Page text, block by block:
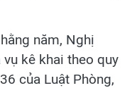
năm, Nghị
kê khai theo quy
của Luật Phòng,